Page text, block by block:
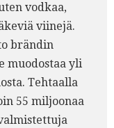
vodkaa,
viinejä.
brändin
muodostaa yli
Tehtaalla
55 miljoonaa